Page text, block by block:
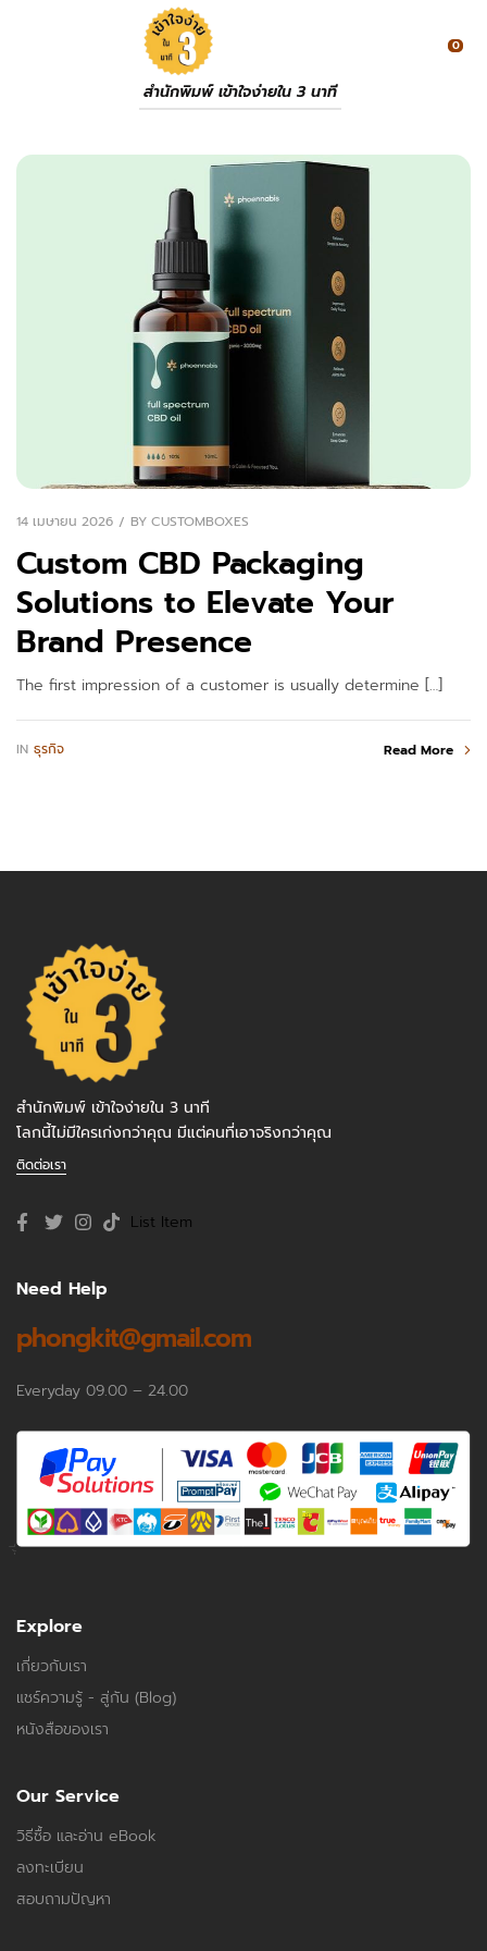
สำนักพิมพ์ เข้าใจง่ายใน 3 นาที
0
14 เมษายน 2026 BY CUSTOMBOXES
Custom CBD Packaging
Solutions to Elevate Your
Brand Presence
The first impression of a customer is usually determine […]
IN ธุรกิจ Read More
สำนักพิมพ์ เข้าใจง่ายใน 3 นาที
โลกนี้ไม่มีใครเก่งกว่าคุณ มีแต่คนที่เอาจริงกว่าคุณ
ติดต่อเรา
List Item
Need Help
phongkit@gmail.com
Everyday 09.00 – 24.00
Explore
เกี่ยวกับเรา
แชร์ความรู้ - สู่กัน (Blog)
หนังสือของเรา
Our Service
วิธีซื้อ และอ่าน eBook
ลงทะเบียน
สอบถามปัญหา